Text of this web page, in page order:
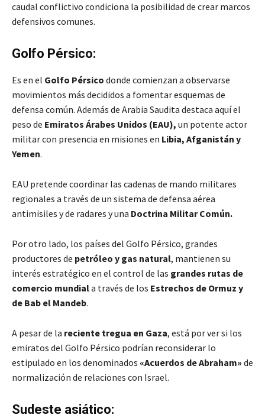
caudal conflictivo condiciona la posibilidad de crear marcos
defensivos comunes.
Golfo Pérsico:
Es en el Golfo Pérsico donde comienzan a observarse
movimientos más decididos a fomentar esquemas de
defensa común. Además de Arabia Saudita destaca aquí el
peso de Emiratos Árabes Unidos (EAU), un potente actor
militar con presencia en misiones en Libia, Afganistán y
Yemen.
EAU pretende coordinar las cadenas de mando militares
regionales a través de un sistema de defensa aérea
antimisiles y de radares y una Doctrina Militar Común.
Por otro lado, los países del Golfo Pérsico, grandes
productores de petróleo y gas natural, mantienen su
interés estratégico en el control de las grandes rutas de
comercio mundiala través de los Estrechos de Ormuz y
de Bab el Mandeb.
A pesar de la reciente tregua en Gaza, está por ver si los
emiratos del Golfo Pérsico podrían reconsiderar lo
estipulado en los denominados «Acuerdos de Abraham» de
normalización de relaciones con Israel.
Sudeste asiático: